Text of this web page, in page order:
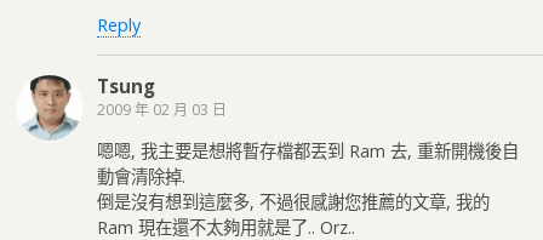
Reply
Tsung
2009 年 02 月 03 日
嗯嗯, 我主要是想將暫存檔都丟到 Ram 去, 重新開機後自
動會清除掉.
倒是沒有想到這麼多, 不過很感謝您推薦的文章, 我的
Ram 現在還不太夠用就是了.. Orz..